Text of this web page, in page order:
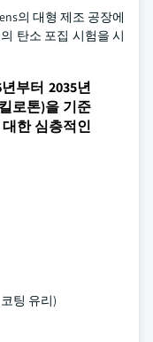
의 대형 제조 공장에
탄소 포집 시험을 시
부터 2035년
로톤)을 기준
한 심층적인
팅 유리)